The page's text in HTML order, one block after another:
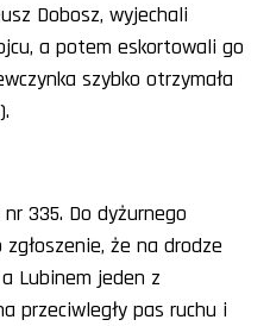
Dobosz, wyjechali
a potem eskortowali go
szybko otrzymała
335. Do dyżurnego
że na drodze
Lubinem jeden z
przeciwległy pas ruchu i